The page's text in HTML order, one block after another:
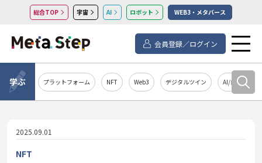
総合TOP 宇宙 AI ロボット WEB3・メタバース
会員登録／ログイン
学ぶ プラットフォーム NFT Web3 デジタルツイン AI/自然言語処
2025.09.01
NFT